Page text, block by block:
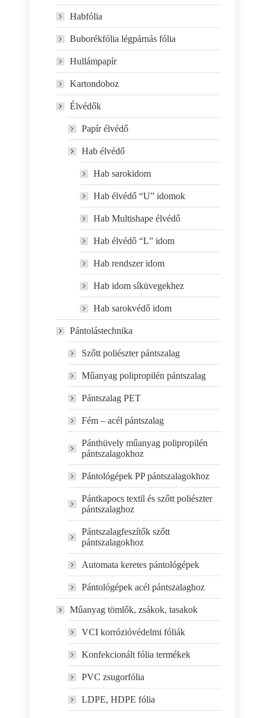
Habfólia
Buborékfólia légpárnás fólia
Hullámpapír
Kartondoboz
Élvédők
Papír élvédő
Hab élvédő
Hab sarokidom
Hab élvédő “U” idomok
Hab Multishape élvédő
Hab élvédő “L” idom
Hab rendszer idom
Hab idom síküvegekhez
Hab sarokvédő idom
Pántolástechnika
Szőtt poliészter pántszalag
Műanyag polipropilén pántszalag
Pántszalag PET
Fém – acél pántszalag
Pánthüvely műanyag polipropilén
pántszalagokhoz
Pántológépek PP pántszalagokhoz
Pántkapocs textil és szőtt poliészter
pántszalaghoz
Pántszalagfeszítők szőtt
pántszalagokhoz
Automata keretes pántológépek
Pántológépek acél pántszalaghoz
Műanyag tömlők, zsákok, tasakok
VCI korrózióvédelmi fóliák
Konfekcionált fólia termékek
PVC zsugorfólia
LDPE, HDPE fólia